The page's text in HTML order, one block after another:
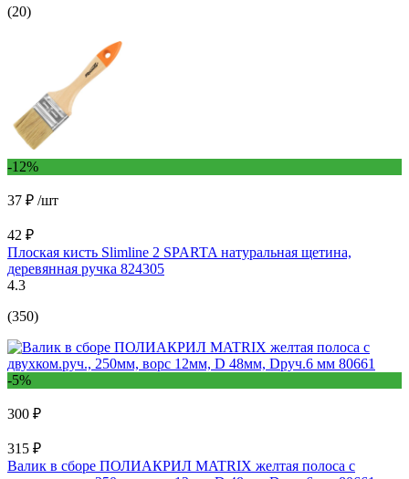
(20)
-12%
37 ₽ /шт
42 ₽
Плоская кисть Slimline 2 SPARTA натуральная щетина,
деревянная ручка 824305
4.3
(350)
-5%
300 ₽
315 ₽
Валик в сборе ПОЛИАКРИЛ MATRIX желтая полоса с